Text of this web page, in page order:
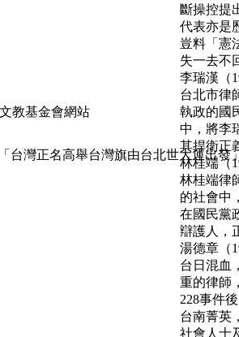
斷操控提
代表亦是
豈料「憲
失一去不
李瑞漢（
台北市律
執政的國
中，將李
其捍衛正
林桂端（
林桂端律
的社會中
在國民黨
辯護人，
湯德章（
台日混血
重的律師
228事件
台南菁英
社會人士
「台灣正名高舉台灣旗由台北世大運出發